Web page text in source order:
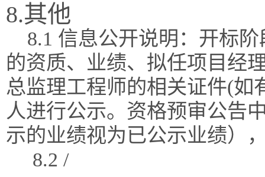
8.其他
8.1 信息公开说明：开标
的资质、业绩、拟任项目经
总监理工程师的相关证件(如
人进行公示。资格预审公告
示的业绩视为已公示业绩）
8.2 /